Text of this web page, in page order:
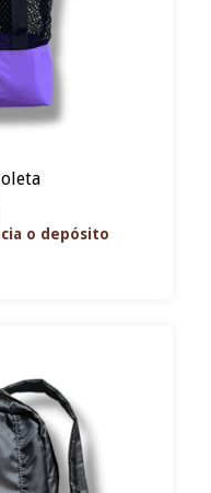
o depósito